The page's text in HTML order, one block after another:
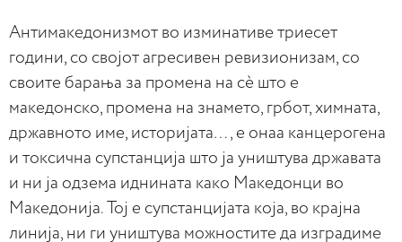
Антимакедонизмот во изминативе триесет
години, со својот агресивен ревизионизам, со
своите барања за промена на сè што е
македонско, промена на знамето, грбот, химната,
државното име, историјата…, е онаа канцерогена
и токсична супстанција што ја уништува државата
и ни ја одзема иднината како Македонци во
Македонија. Тој е супстанцијата која, во крајна
линија, ни ги уништува можностите да изградиме